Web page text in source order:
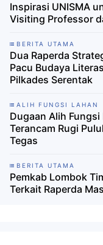
Inspirasi UNISMA
Visiting Professor
BERITA UTAMA
Dua Raperda
Pacu Budaya
Pilkades Serentak
ALIH FUNGSI LAHAN
Dugaan Alih
Terancam Rugi
Tegas
BERITA UTAMA
Pemkab Lombok
Terkait Raperda